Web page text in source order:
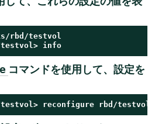
info
コマンドを使用して、設定を
reconfigure rbd/testvol